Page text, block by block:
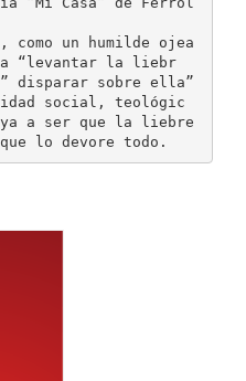
un humilde ojea
a “levantar la liebr
disparar sobre ella”
social, teológic
a ser que la liebre